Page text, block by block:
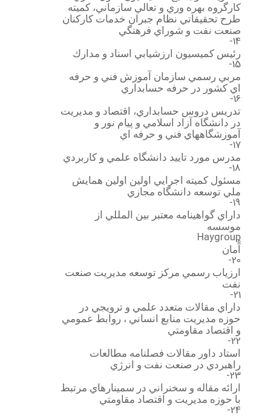
كارگروه بهره وري و تعالي سازماني، كميته
طرح تحقيقاتي نظام جبران خدمات كاركنان
صنعت نفت و شوراي فرهنگي
14-
رئيس كميسيون ارزشيابي اسناد و مدارك
15-
مربي رسمي سازمان آموزش فني و حرفه
اي كشور در حرفه حسابداري
16-
تدريس دروس حسابداري، اقتصاد و مديريت
در دانشگاه آزاد اسلامي و پيام نور و
آموزشگاههاي فني و حرفه اي
17-
مدرس مورد تاييد دانشگاه علمي و كاربردي
18-
مسئول كميته اجرايي اولين اولين همايش
ملي توسعه دانشگاه مجازي
19-
داراي گواهينامه معتبر بين المللي از
موسسه
Haygroup
آْمان
20-
ارزياب رسمي مركز توسعه مديريت صنعت
نفت
21-
داراي مقالات متعدد علمي و ترويجي در
حوزه مديريت منابع انساني ، روابط عمومي
و اقتصاد مقاومتي
22-
استاد داور مقالات فصلنامه مطالعات
راهبردي در صنعت نفت و انرژي
23-
ارائه مقاله و سخنراني در سمينارهاي مرتبط
با حوزه مديريت و اقتصاد مقاومتي
24-